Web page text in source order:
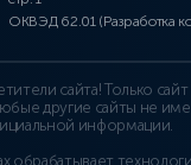
ОКВЭД 62.01 (Разработка
сайта! Только
другие сайты не
информации.
обрабатывает